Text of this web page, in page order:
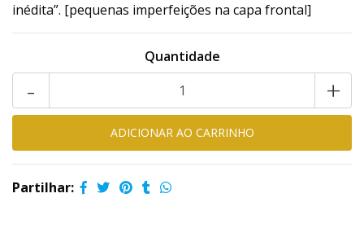
inédita”. [pequenas imperfeições na capa frontal]
Quantidade
+
-
Partilhar: